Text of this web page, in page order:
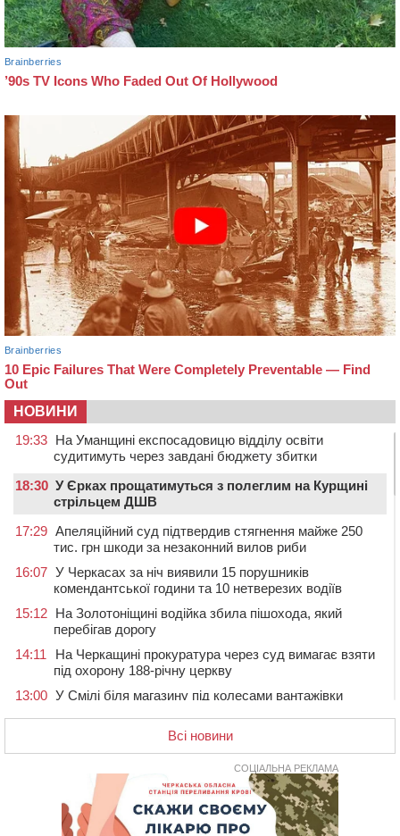
НОВИНИ
19:33 На Уманщині експосадовицю відділу освіти
судитимуть через завдані бюджету збитки
18:30 У Єрках прощатимуться з полеглим на Курщині
стрільцем ДШВ
17:29 Апеляційний суд підтвердив стягнення майже 250
тис. грн шкоди за незаконний вилов риби
16:07 У Черкасах за ніч виявили 15 порушників
комендантської години та 10 нетверезих водіїв
15:12 На Золотоніщині водійка збила пішохода, який
перебігав дорогу
14:11
На Черкащині прокуратура через суд вимагає взяти
під охорону 188-річну церкву
13:00 У Смілі біля магазину під колесами вантажівки
У Черкасах пропонують для приватизації
п’ятиповерховий об’єкт у центрі міста
Не вистачає стажу для пенсії: як його докупити та що
потрібно знати
У Черкасах виявили низку недоліків у гуртожитку, де
Всі новини
СОЦІАЛЬНА РЕКЛАМА